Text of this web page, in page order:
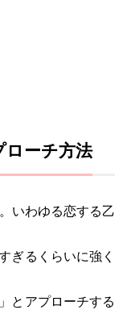
ローチ方法
いわゆる恋する乙
ぎるくらいに強く
とアプローチする